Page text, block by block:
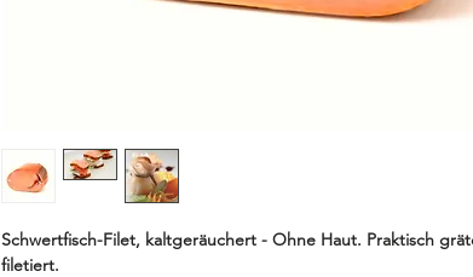
Schwertfisch-Filet, kaltgeräuchert - Ohne Haut. Praktisch
filetiert.